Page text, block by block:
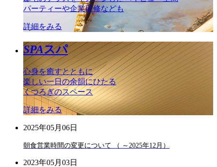
パーティーや企業研修なども
詳細をみる
SPAスパ
心身を癒すとともに
楽しい一日の余韻にひたる
くつろぎのスペース
詳細をみる
2025年05月06日
朝食営業時間の変更について （ ～2025年12月）
2023年05月03日